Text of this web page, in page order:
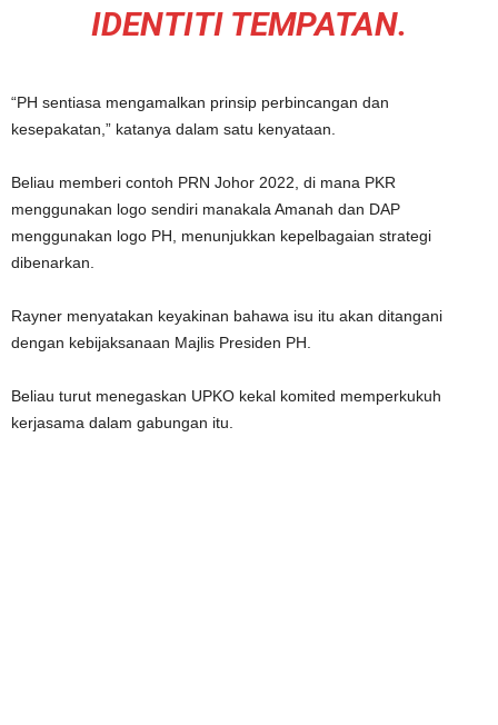
IDENTITI TEMPATAN.
“PH sentiasa mengamalkan prinsip perbincangan dan
kesepakatan,” katanya dalam satu kenyataan.
Beliau memberi contoh PRN Johor 2022, di mana PKR
menggunakan logo sendiri manakala Amanah dan DAP
menggunakan logo PH, menunjukkan kepelbagaian strategi
dibenarkan.
Rayner menyatakan keyakinan bahawa isu itu akan ditangani
dengan kebijaksanaan Majlis Presiden PH.
Beliau turut menegaskan UPKO kekal komited memperkukuh
kerjasama dalam gabungan itu.